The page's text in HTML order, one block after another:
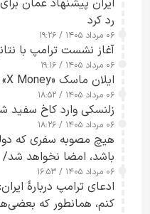
ایران پیشنهاد عمان
رد کرد
۰۶ مرداد ۱۴۰۵ / ۱۹:۲۶
آغاز نشست ترامپ با
۰۶ مرداد ۱۴۰۵ / ۱۹:۱۶
ایلان ماسک «X Money» را در آمریکا راه‌اندازی کرد
۰۶ مرداد ۱۴۰۵ / ۱۸:۵۲
زلنسکی وارد کاخ سفید
۰۶ مرداد ۱۴۰۵ / ۱۸:۲۶
هیچ مصوبه سفری که
باشد، امضا نخواهد
چارچوب قانون بودجه
۰۶ مرداد ۱۴۰۵ / ۱۶:۵۳
ادعای ترامپ دربارهٔ
کنم، همانطور که